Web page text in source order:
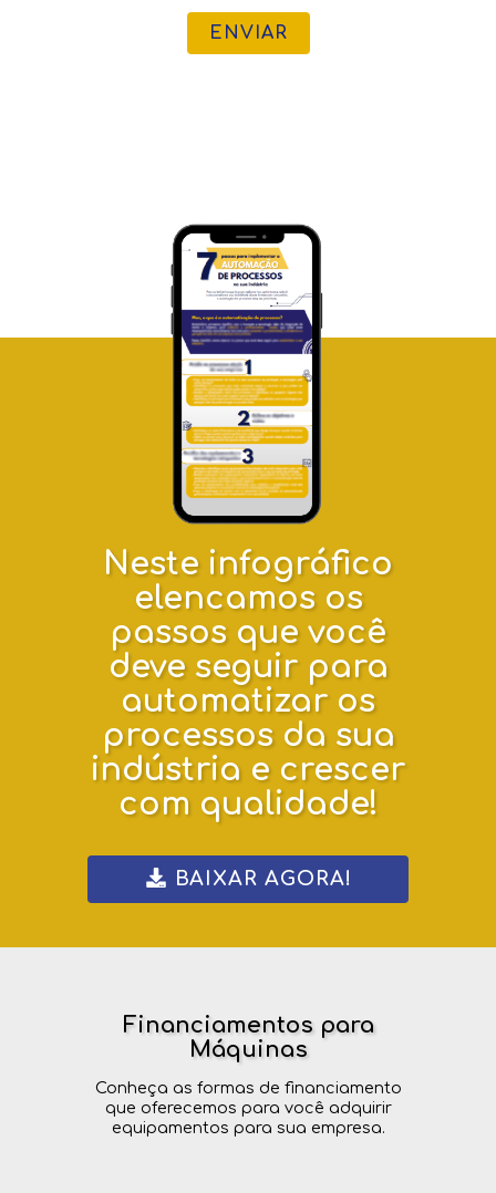
Neste infográfico
elencamos os
passos que você
deve seguir para
automatizar os
processos da sua
indústria e crescer
com qualidade!
BAIXAR AGORA!
Financiamentos para
Máquinas
Conheça as formas de financiamento
que oferecemos para você adquirir
equipamentos para sua empresa.